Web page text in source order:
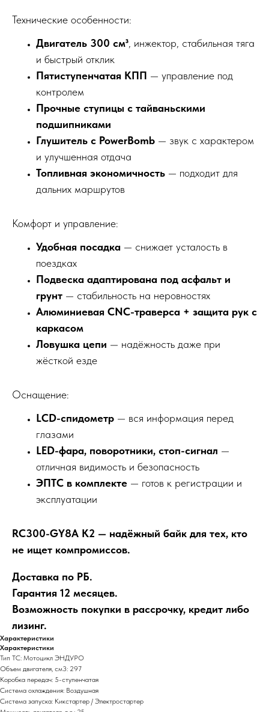
Технические особенности:
Двигатель 300 см³, инжектор, стабильная тяга
и быстрый отклик
Пятиступенчатая КПП — управление под
контролем
Прочные ступицы с тайваньскими
подшипниками
Глушитель с PowerBomb — звук с характером
и улучшенная отдача
Топливная экономичность — подходит для
дальних маршрутов
Комфорт и управление:
Удобная посадка — снижает усталость в
поездках
Подвеска адаптирована под асфальт и
грунт — стабильность на неровностях
Алюминиевая CNC-траверса + защита рук с
каркасом
Ловушка цепи — надёжность даже при
жёсткой езде
Оснащение:
LCD-спидометр — вся информация перед
глазами
LED-фара, поворотники, стоп-сигнал —
отличная видимость и безопасность
ЭПТС в комплекте — готов к регистрации и
эксплуатации
RC300-GY8A K2 — надёжный байк для тех, кто
не ищет компромиссов.
Доставка по РБ.
Гарантия 12 месяцев.
Возможность покупки в рассрочку, кредит либо
лизинг.
Характеристики
Характеристики
Тип ТС: Мотоцикл ЭНДУРО
Объем двигателя, см3: 297
Коробка передач: 5-ступенчатая
Система охлаждения: Воздушная
Система запуска: Кикстартер / Электростартер